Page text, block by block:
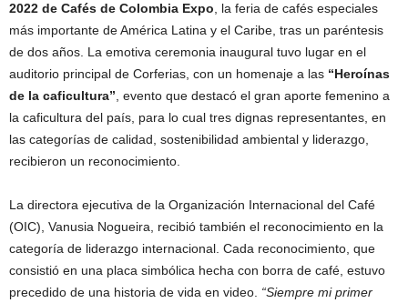
2022 de Cafés de Colombia Expo, la feria de cafés especiales
más importante de América Latina y el Caribe, tras un paréntesis
de dos años. La emotiva ceremonia inaugural tuvo lugar en el
auditorio principal de Corferias, con un homenaje a las “Heroínas
de la caficultura”, evento que destacó el gran aporte femenino a
la caficultura del país, para lo cual tres dignas representantes, en
las categorías de calidad, sostenibilidad ambiental y liderazgo,
recibieron un reconocimiento.
La directora ejecutiva de la Organización Internacional del Café
(OIC), Vanusia Nogueira, recibió también el reconocimiento en la
categoría de liderazgo internacional. Cada reconocimiento, que
consistió en una placa simbólica hecha con borra de café, estuvo
precedido de una historia de vida en video. “Siempre mi primer